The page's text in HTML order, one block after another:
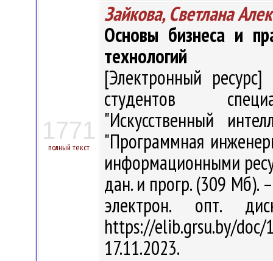
1771
полный текст
Зайкова, Светлана
Основы бизнеса и
технологий
[Электронный
студентов
"Искусственный
"Программная
информационными
дан. и прогр. (309 Мб).
электрон. опт.
https://elib.grsu.by/
17.11.2023.